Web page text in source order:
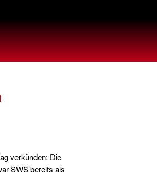
verkünden: Die
SWS bereits als